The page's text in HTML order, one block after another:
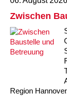
Offene
Zwischen
Region